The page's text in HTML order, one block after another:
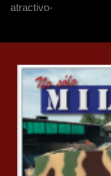
atractivo-